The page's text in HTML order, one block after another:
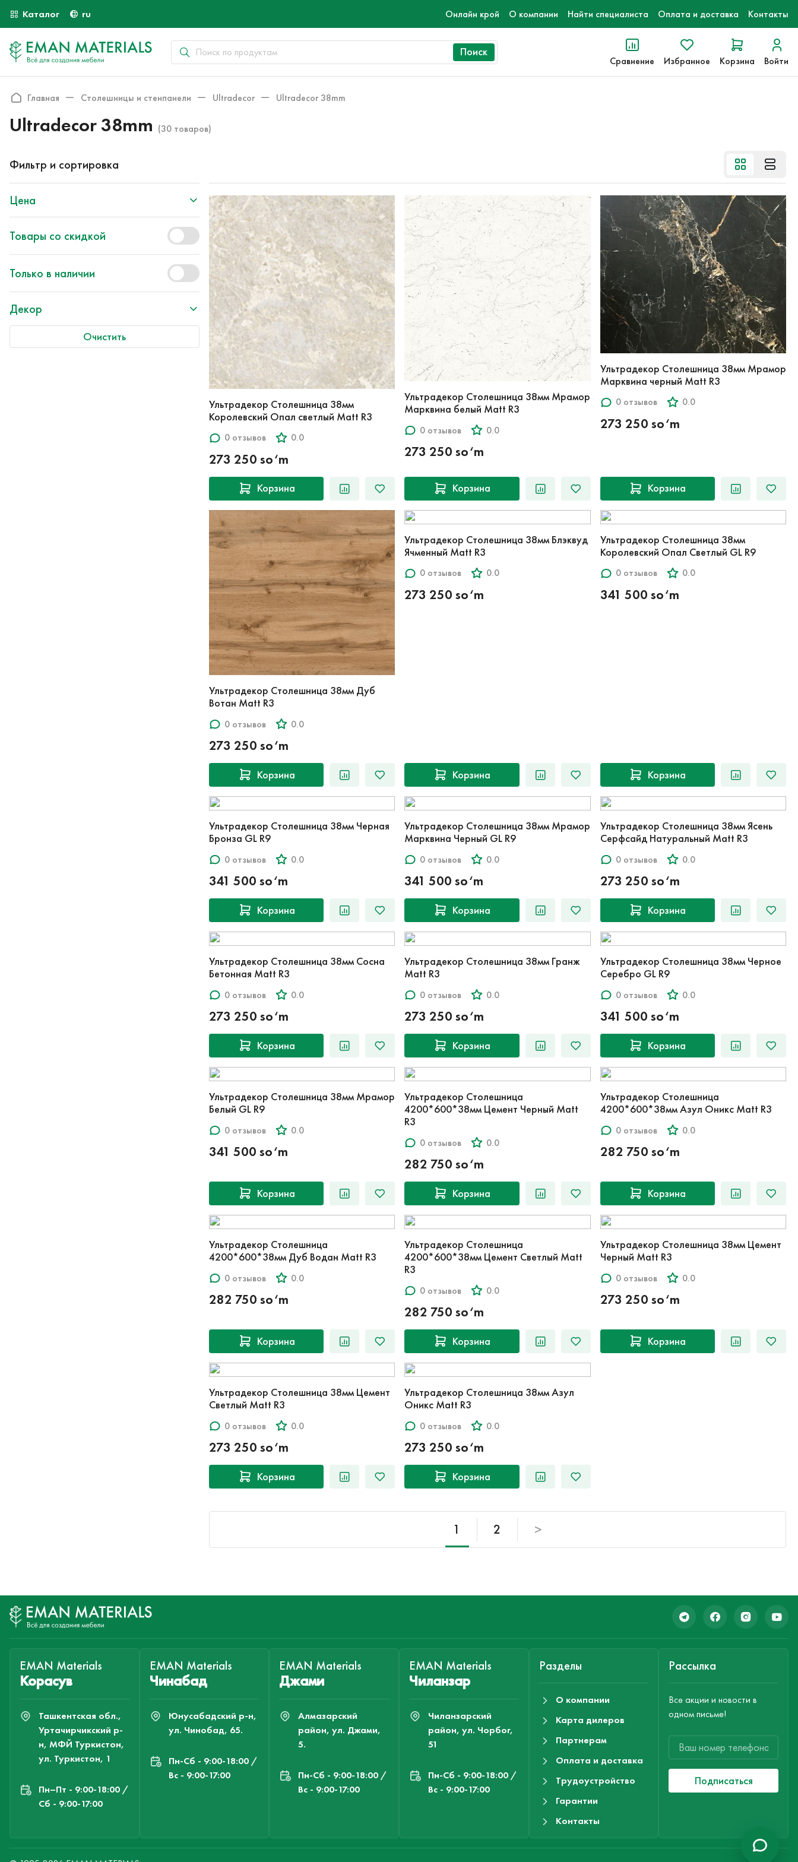
Каталог ru Онлайн крой О компании Найти специалиста Оплата и доставка Контакты
Поиск
Сравнение Избранное Корзина Войти
Главная Столешницы и стенпанели Ultradecor Ultradecor 38mm
Ultradecor 38mm (30 товаров)
Фильтр и сортировка
Цена
Товары со скидкой
Только в наличии
Декор
Очистить
Ультрадекор Столешница 38мм
Королевский Опал светлый Matt R3
0 отзывов 0.0
273 250 so‘m
Корзина
Ультрадекор Столешница 38мм Мрамор
Марквина белый Matt R3
0 отзывов 0.0
273 250 so‘m
Корзина
Ультрадекор Столешница 38мм Мрамор
Марквина черный Matt R3
0 отзывов 0.0
273 250 so‘m
Корзина
Ультрадекор Столешница 38мм Дуб
Вотан Matt R3
0 отзывов 0.0
273 250 so‘m
Корзина
Ультрадекор Столешница 38мм Блэквуд
Ячменный Matt R3
0 отзывов 0.0
273 250 so‘m
Корзина
Ультрадекор Столешница 38мм
Королевский Опал Светлый GL R9
0 отзывов 0.0
341 500 so‘m
Корзина
Ультрадекор Столешница 38мм Черная
Бронза GL R9
0 отзывов 0.0
341 500 so‘m
Корзина
Ультрадекор Столешница 38мм Мрамор
Марквина Черный GL R9
0 отзывов 0.0
341 500 so‘m
Корзина
Ультрадекор Столешница 38мм Ясень
Серфсайд Натуральный Matt R3
0 отзывов 0.0
273 250 so‘m
Корзина
Ультрадекор Столешница 38мм Сосна
Бетонная Matt R3
0 отзывов 0.0
273 250 so‘m
Корзина
Ультрадекор Столешница 38мм Гранж
Matt R3
0 отзывов 0.0
273 250 so‘m
Корзина
Ультрадекор Столешница 38мм Черное
Серебро GL R9
0 отзывов 0.0
341 500 so‘m
Корзина
Ультрадекор Столешница 38мм Мрамор
Белый GL R9
0 отзывов 0.0
341 500 so‘m
Корзина
Ультрадекор Столешница
4200*600*38мм Цемент Черный Matt
R3
0 отзывов 0.0
282 750 so‘m
Корзина
Ультрадекор Столешница
4200*600*38мм Азул Оникс Matt R3
0 отзывов 0.0
282 750 so‘m
Корзина
Ультрадекор Столешница
4200*600*38мм Дуб Водан Matt R3
0 отзывов 0.0
282 750 so‘m
Корзина
Ультрадекор Столешница
4200*600*38мм Цемент Светлый Matt
R3
0 отзывов 0.0
282 750 so‘m
Корзина
Ультрадекор Столешница 38мм Цемент
Черный Matt R3
0 отзывов 0.0
273 250 so‘m
Корзина
Ультрадекор Столешница 38мм Цемент
Светлый Matt R3
0 отзывов 0.0
273 250 so‘m
Корзина
Ультрадекор Столешница 38мм Азул
Оникс Matt R3
0 отзывов 0.0
273 250 so‘m
Корзина
1 2 >
EMAN Materials
Корасув
Ташкентская обл.,
Уртачирчикский р-
н, МФЙ Туркистон,
ул. Туркистон, 1
Пн–Пт - 9:00-18:00 /
Сб - 9:00-17:00
EMAN Materials
Чинабад
Юнусабадский р-н,
ул. Чинобад, 65.
Пн-Cб - 9:00-18:00 /
Вс - 9:00-17:00
EMAN Materials
Джами
Алмазарский
район, ул. Джами,
5.
Пн-Cб - 9:00-18:00 /
Вс - 9:00-17:00
EMAN Materials
Чиланзар
Чиланзарский
район, ул. Чорбог,
51
Пн-Cб - 9:00-18:00 /
Вс - 9:00-17:00
Разделы
О компании
Карта дилеров
Партнерам
Оплата и доставка
Трудоустройство
Гарантии
Контакты
Рассылка
Все акции и новости в
одном письме!
Подписаться